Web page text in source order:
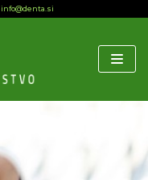
info@denta.si